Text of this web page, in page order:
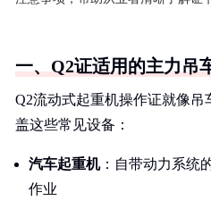
一、Q2证适用的主力吊
Q2流动式起重机操作证就像
盖这些常见设备：
汽车起重机：自带动力系统
作业